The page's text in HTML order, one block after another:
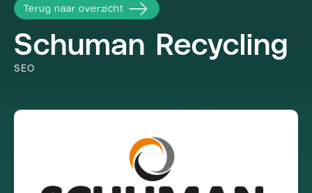
Terug naar overzicht
Schuman Recycling
SEO